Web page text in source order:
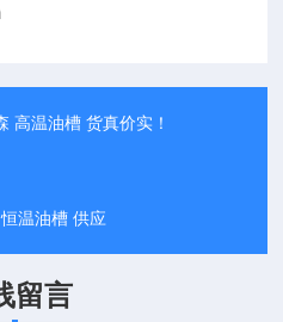
高温油槽 货真价实！
温油槽 供应
留言